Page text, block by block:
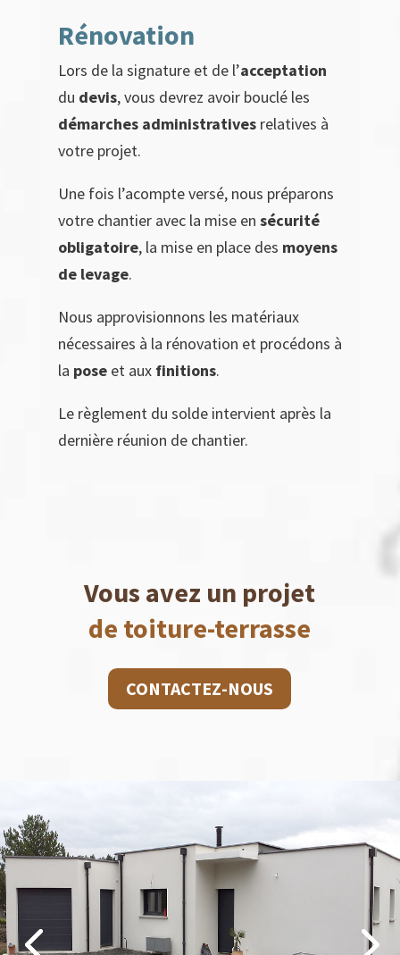
Rénovation
Lors de la signature et de l’acceptation
du devis, vous devrez avoir bouclé les
démarches administrativesrelatives à
votre projet.
Une fois l’acompte versé, nous préparons
votre chantier avec la mise en sécurité
obligatoire, la mise en place des moyens
de levage.
Nous approvisionnons les matériaux
nécessaires à la rénovation et procédons à
la poseet aux finitions.
Le règlement du solde intervient après la
dernière réunion de chantier.
Vous avez un projet
de toiture-terrasse
CONTACTEZ-NOUS